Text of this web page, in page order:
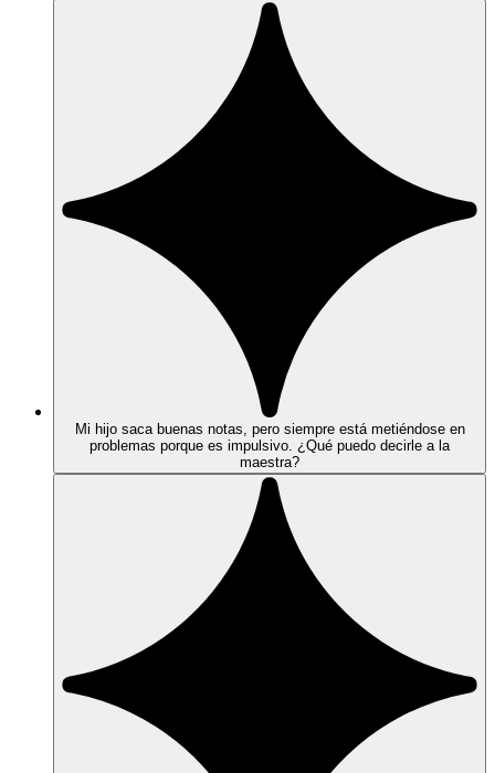
Mi hijo saca buenas notas, pero siempre está metiéndose en
problemas porque es impulsivo. ¿Qué puedo decirle a la
maestra?